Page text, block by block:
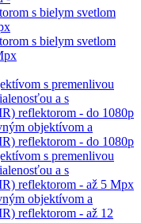
s bielym svetlom
s bielym svetlom
s premenlivou
a s
reflektorom - do 1080p
objektívom a
reflektorom - do 1080p
s premenlivou
a s
reflektorom - až 5 Mpx
objektívom a
reflektorom - až 12